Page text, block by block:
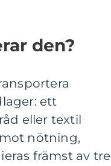
den?
ett
eller textil
nötning,
främst av tre